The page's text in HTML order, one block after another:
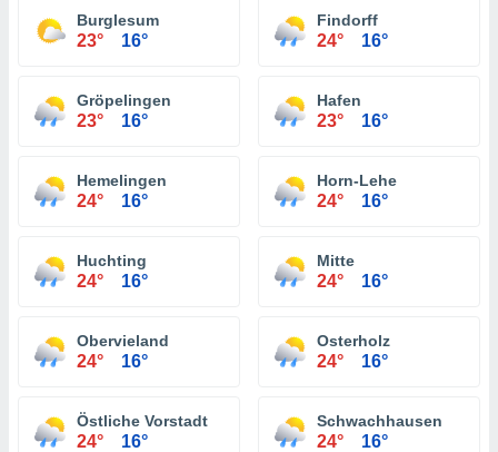
Burglesum
23° 16°
Findorff
24° 16°
Gröpelingen
23° 16°
Hafen
23° 16°
Hemelingen
24° 16°
Horn-Lehe
24° 16°
Huchting
24° 16°
Mitte
24° 16°
Obervieland
24° 16°
Osterholz
24° 16°
Östliche Vorstadt
24° 16°
Schwachhausen
24° 16°